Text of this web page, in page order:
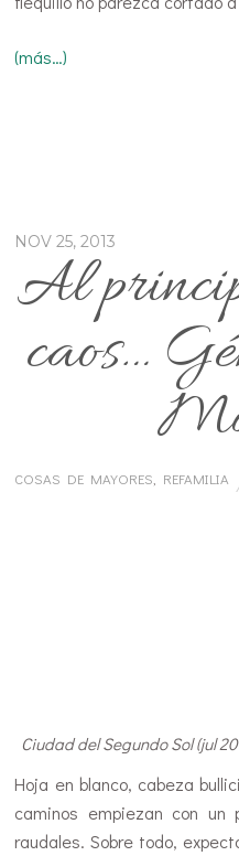
(más…)
NOV 25, 2013
Al
caos…
COSAS DE MAYORES REFAMILIA
Ciudad del Segundo Sol (jul
Hoja en blanco, cabeza
caminos empiezan con un
raudales. Sobre todo,